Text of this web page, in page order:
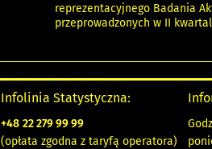
reprezentacyjnego Badania
przeprowadzonych w II
Infolinia Statystyczna:
+48 22 279 99 99
(opłata zgodna z taryfą operatora)